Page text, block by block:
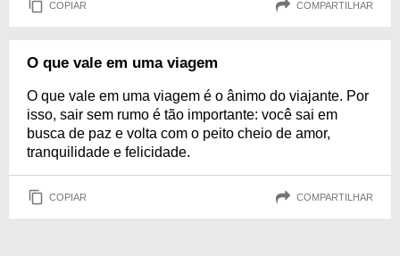
COPIAR COMPARTILHAR
O que vale em uma viagem
O que vale em uma viagem é o ânimo do viajante. Por
isso, sair sem rumo é tão importante: você sai em
busca de paz e volta com o peito cheio de amor,
tranquilidade e felicidade.
COPIAR COMPARTILHAR